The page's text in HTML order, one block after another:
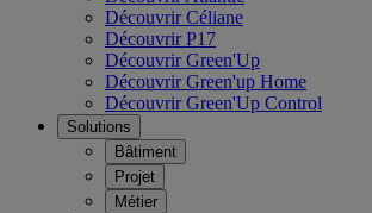
Découvrir Céliane
Découvrir P17
Découvrir Green'Up
Découvrir Green'up Home
Découvrir Green'Up Control
Solutions
Bâtiment
Projet
Métier